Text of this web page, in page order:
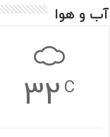
آب و هوا
32C